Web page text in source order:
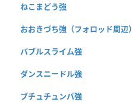
ねこまどう強
おおきづち強（フォロッド周辺）
バブルスライム強
ダンスニードル強
ブチュチュンパ強